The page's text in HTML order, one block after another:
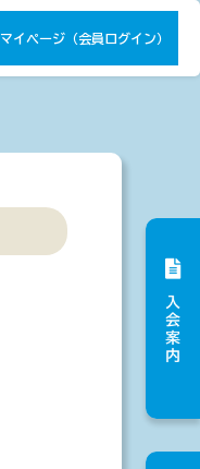
マイページ（会員ログイン）